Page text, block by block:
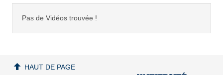
Pas de Vidéos trouvée !
HAUT DE PAGE